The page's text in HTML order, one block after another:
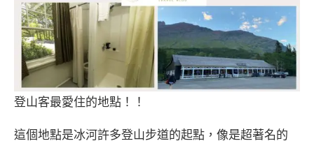
登山客最愛住的地點！！
這個地點是冰河許多登山步道的起點，像是超著名的